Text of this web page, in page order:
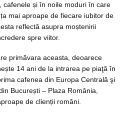
cafenele și în noile moduri în care
mai aproape de fiecare iubitor de
reflectă asupra moștenirii
spre viitor.
primăvara aceasta, deoarece
14 ani de la intrarea pe piaţă în
cafenea din Europa Centrală şi
București – Plaza România,
de clienții români.